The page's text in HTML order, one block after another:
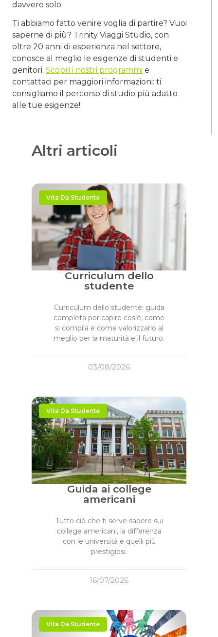
davvero solo.
Ti abbiamo fatto venire voglia di partire? Vuoi
saperne di più? Trinity Viaggi Studio, con
oltre 20 anni di esperienza nel settore,
conosce al meglio le esigenze di studenti e
genitori. Scopri i nostri programmi e
contattaci per maggiori informazioni: ti
consigliamo il percorso di studio più adatto
alle tue esigenze!
Altri articoli
Vita Da Studente
Curriculum dello
studente
Curriculum dello studente: guida
completa per capire cos’è, come
si compila e come valorizzarlo al
meglio per la maturità e il futuro.
03/08/2026
Vita Da Studente
Guida ai college
americani
Tutto ciò che ti serve sapere sui
college americani, la differenza
con le università e quelli più
prestigiosi.
16/07/2026
Vita Da Studente